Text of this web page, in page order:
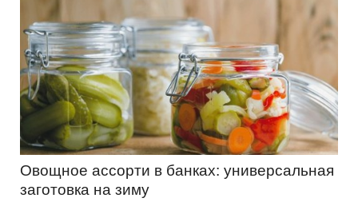
Овощное ассорти в банках: универсальная
заготовка на зиму